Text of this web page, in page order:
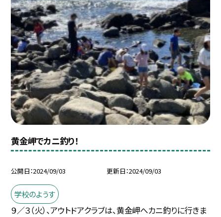
黄金岬でカニ釣り！
公開日 2024/09/03 更新日 2024/09/03
学校のようす
９／３（火）、アウトドアクラブは、黄金岬へカニ釣りに行きま